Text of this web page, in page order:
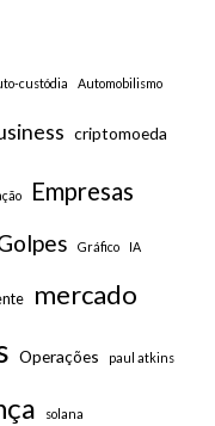
custódia Automobilismo
criptomoeda
Empresas
Gráfico IA
mercado
Operações paul atkins
solana